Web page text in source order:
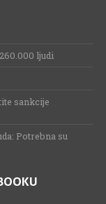
ljudi
sankcije
Potrebna su